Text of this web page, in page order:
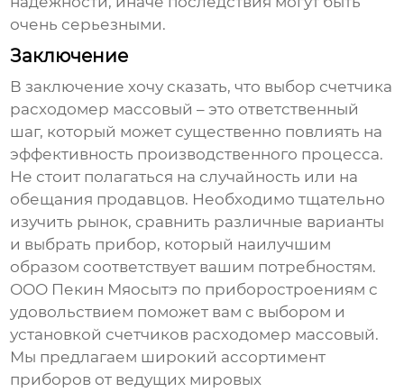
очень серьезными.
Заключение
В заключение хочу сказать, что выбор счетчика
расходомер массовый – это ответственный
шаг, который может существенно повлиять на
эффективность производственного процесса.
Не стоит полагаться на случайность или на
обещания продавцов. Необходимо тщательно
изучить рынок, сравнить различные варианты
и выбрать прибор, который наилучшим
образом соответствует вашим потребностям.
ООО Пекин Мяосытэ по приборостроениям с
удовольствием поможет вам с выбором и
установкой счетчиков расходомер массовый.
Мы предлагаем широкий ассортимент
приборов от ведущих мировых